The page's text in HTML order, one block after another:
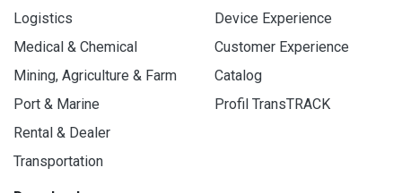
Logistics
Medical & Chemical
Mining, Agriculture & Farm
Port & Marine
Rental & Dealer
Transportation
Device Experience
Customer Experience
Catalog
Profil TransTRACK